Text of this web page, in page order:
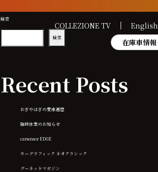
COLLEZIONE TV
English
在庫車情報
検索
検索
Recent Posts
おぎやはぎの愛車遍歴
臨時休業のお知らせ
carsensor EDGE
カーグラフィック ネオクラシック
グーネットマガジン